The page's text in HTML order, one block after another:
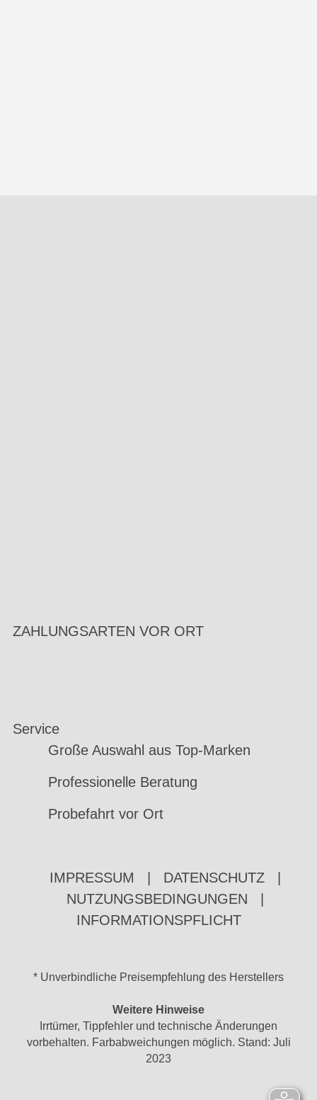
ZAHLUNGSARTEN VOR ORT
Service
Große Auswahl aus Top-Marken
Professionelle Beratung
Probefahrt vor Ort
IMPRESSUM DATENSCHUTZ
NUTZUNGSBEDINGUNGEN
INFORMATIONSPFLICHT
* Unverbindliche Preisempfehlung des Herstellers
Weitere Hinweise
Irrtümer, Tippfehler und technische Änderungen
vorbehalten. Farbabweichungen möglich. Stand: Juli
2023